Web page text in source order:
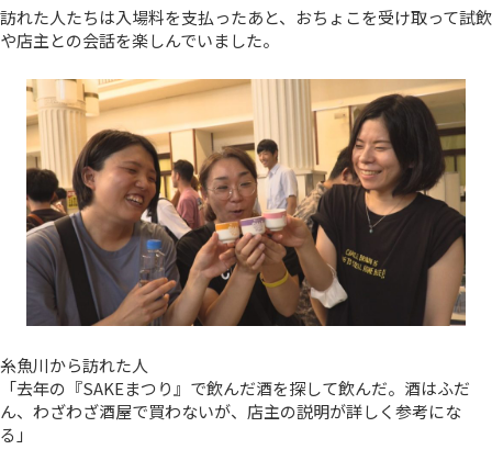
訪れた人たちは入場料を支払ったあと、おちょこを受け取って試飲
や店主との会話を楽しんでいました。
糸魚川から訪れた人
「去年の『SAKEまつり』で飲んだ酒を探して飲んだ。酒はふだ
ん、わざわざ酒屋で買わないが、店主の説明が詳しく参考にな
る」